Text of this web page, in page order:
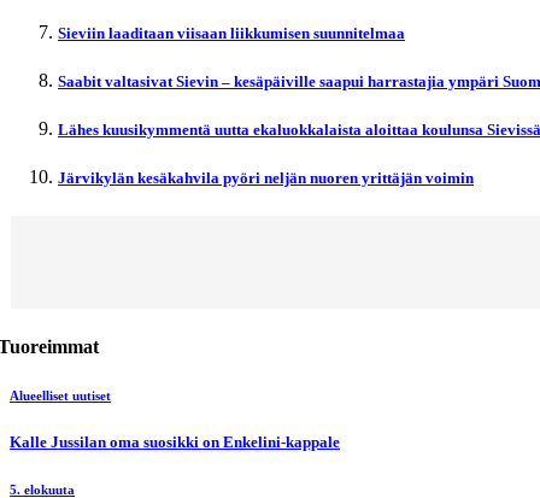
Sieviin laaditaan viisaan liikkumisen suunnitelmaa
Saabit valtasivat Sievin – kesäpäiville saapui harrastajia ympäri
Lähes kuusikymmentä uutta ekaluokkalaista aloittaa koulunsa Sievissä
Järvikylän kesäkahvila pyöri neljän nuoren yrittäjän voimin